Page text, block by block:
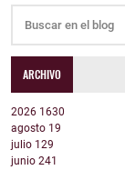
ARCHIVO
2026 1630
agosto 19
julio 129
junio 241